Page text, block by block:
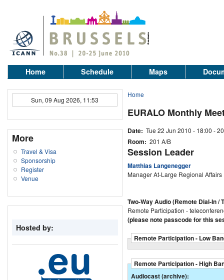
Home Schedule Maps
Sun, 09 Aug 2026, 11:53
More
Travel & Visa
Sponsorship
Register
Venue
Hosted by:
Home
EURALO Monthly
Date: Tue 22 Jun 2010 - 18:00 -
Room: 201 A/B
Session Leader
Matthias Langenegger
Manager At-Large Regional Affairs
Two-Way Audio (Remote Dial-In /
Remote Participation -
(please note passcode for this
Remote Participation - Low
Remote Participation - High
Audiocast (archive):